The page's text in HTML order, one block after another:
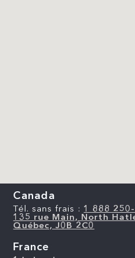
Canada
Tél. sans frais : 1 888
135 rue Main, North
Québec, J0B 2C0
France